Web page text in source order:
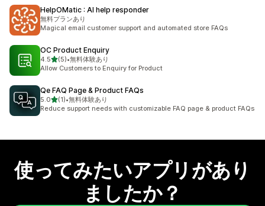
HelpOMatic : AI help responder
無料プランあり
Magical email customer support and automated store FAQs
OC Product Enquiry
4.55つ星中
(5)
合計レビュー数：5件
•無料体験あり
Allow Customers to Enquiry for Product
Qe FAQ Page & Product FAQs
5.05つ星中
(1)
合計レビュー数：1件
•無料体験あり
Reduce support needs with customizable FAQ page & product FAQs
使ってみたいアプリがあり
ましたか？